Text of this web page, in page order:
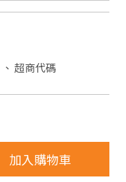
超商代碼
加入購物車